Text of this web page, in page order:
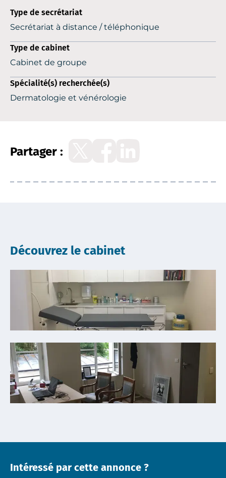
Type de secrétariat
Secrétariat à distance / téléphonique
Type de cabinet
Cabinet de groupe
Spécialité(s) recherchée(s)
Dermatologie et vénérologie
Partager :
Découvrez le cabinet
Intéressé par cette annonce ?